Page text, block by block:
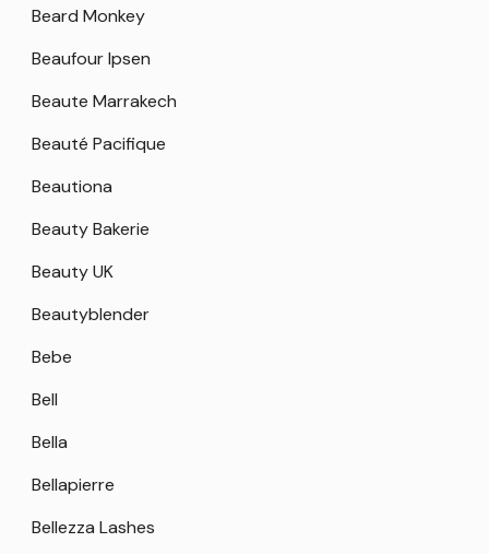
Beard Monkey
Beaufour Ipsen
Beaute Marrakech
Beauté Pacifique
Beautiona
Beauty Bakerie
Beauty UK
Beautyblender
Bebe
Bell
Bella
Bellapierre
Bellezza Lashes